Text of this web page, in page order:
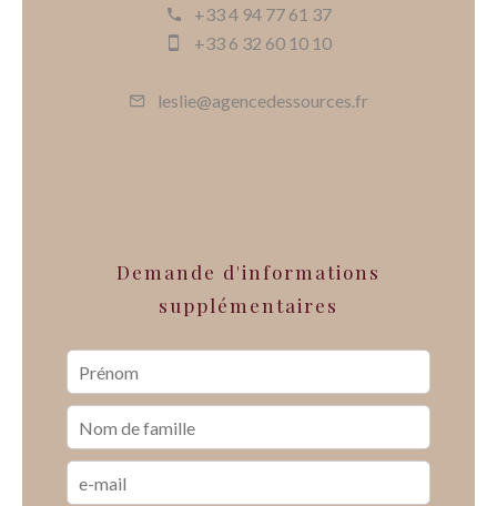
+33 4 94 77 61 37
+33 6 32 60 10 10
leslie@agencedessources.fr
Demande d'informations
supplémentaires